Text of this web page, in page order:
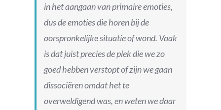
in het aangaan van primaire emoties,
dus de emoties die horen bij de
oorspronkelijke situatie of wond. Vaak
is dat juist precies de plek die we zo
goed hebben verstopt of zijn we gaan
dissociëren omdat het te
overweldigend was, en weten we daar